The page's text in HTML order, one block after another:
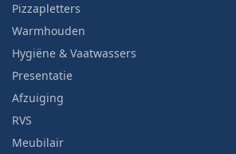
Pizzapletters
Warmhouden
Hygiëne & Vaatwassers
Presentatie
Afzuiging
RVS
Meubilair